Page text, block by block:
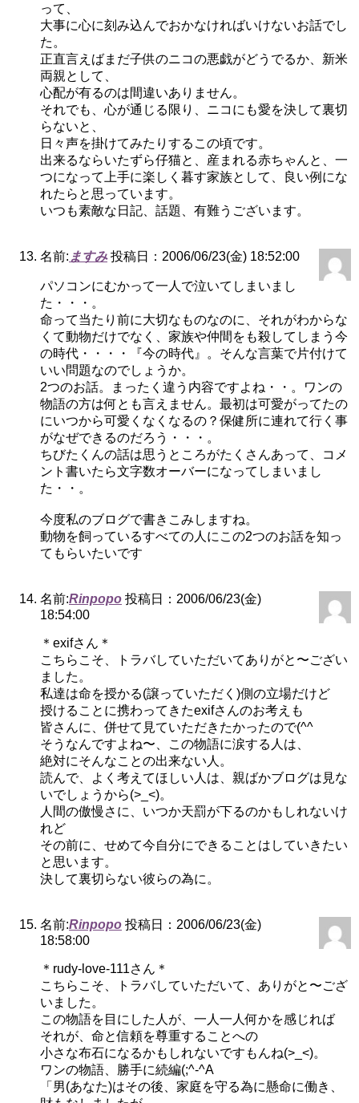
って、
大事に心に刻み込んでおかなければいけないお話でし
た。
正直言えばまだ子供のニコの悪戯がどうでるか、新米
両親として、
心配が有るのは間違いありません。
それでも、心が通じる限り、ニコにも愛を決して裏切
らないと、
日々声を掛けてみたりするこの頃です。
出来るならいたずら仔猫と、産まれる赤ちゃんと、一
つになって上手に楽しく暮す家族として、良い例にな
れたらと思っています。
いつも素敵な日記、話題、有難うございます。
名前: ますみ 投稿日：2006/06/23(金) 18:52:00
パソコンにむかって一人で泣いてしまいまし
た・・・。
命って当たり前に大切なものなのに、それがわからな
くて動物だけでなく、家族や仲間をも殺してしまう今
の時代・・・・『今の時代』。そんな言葉で片付けて
いい問題なのでしょうか。
2つのお話。まったく違う内容ですよね・・。ワンの
物語の方は何とも言えません。最初は可愛がってたの
にいつから可愛くなくなるの？保健所に連れて行く事
がなぜできるのだろう・・・。
ちびたくんの話は思うところがたくさんあって、コメ
ント書いたら文字数オーバーになってしまいまし
た・・。
今度私のブログで書きこみしますね。
動物を飼っているすべての人にこの2つのお話を知っ
てもらいたいです
名前:Rinpopo 投稿日：2006/06/23(金)
18:54:00
＊exifさん＊
こちらこそ、トラバしていただいてありがと〜ござい
ました。
私達は命を授かる(譲っていただく)側の立場だけど
授けることに携わってきたexifさんのお考えも
皆さんに、併せて見ていただきたかったので(^^ゞ
そうなんですよね〜、この物語に涙する人は、
絶対にそんなことの出来ない人。
読んで、よく考えてほしい人は、親ばかブログは見な
いでしょうから(>_<)。
人間の傲慢さに、いつか天罰が下るのかもしれないけ
れど
その前に、せめて今自分にできることはしていきたい
と思います。
決して裏切らない彼らの為に。
名前:Rinpopo 投稿日：2006/06/23(金)
18:58:00
＊rudy-love-111さん＊
こちらこそ、トラバしていただいて、ありがと〜ござ
いました。
この物語を目にした人が、一人一人何かを感じれば
それが、命と信頼を尊重することへの
小さな布石になるかもしれないですもんね(>_<)。
ワンの物語、勝手に続編(;^-^A
「男(あなた)はその後、家庭を守る為に懸命に働き、